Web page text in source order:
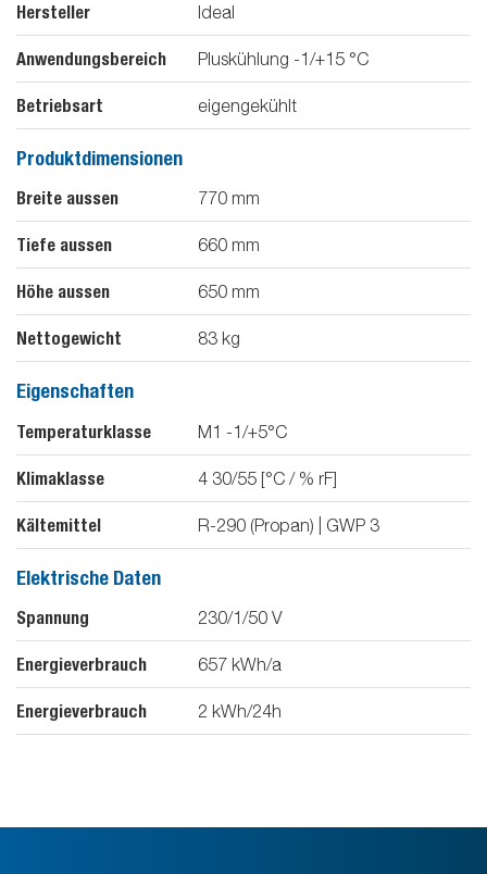
Hersteller Ideal
Anwendungsbereich Pluskühlung -1/+15 °C
Betriebsart eigengekühlt
Produktdimensionen
Breite aussen 770 mm
Tiefe aussen 660 mm
Höhe aussen 650 mm
Nettogewicht 83 kg
Eigenschaften
Temperaturklasse M1 -1/+5°C
Klimaklasse 4 30/55 [°C / % rF]
Kältemittel R-290 (Propan) | GWP 3
Elektrische Daten
Spannung 230/1/50 V
Energieverbrauch 657 kWh/a
Energieverbrauch 2 kWh/24h